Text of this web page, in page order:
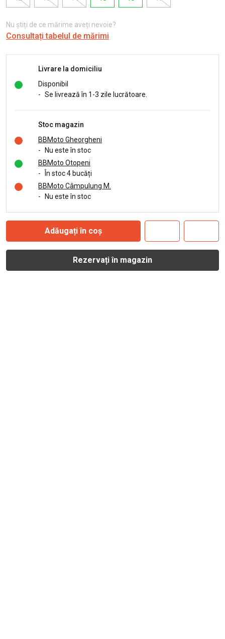
Nu știți de ce mărime aveți nevoie?
Consultați tabelul de mărimi
Livrare la domiciliu
Disponibil
- Se livrează în 1-3 zile lucrătoare.
Stoc magazin
BBMoto Gheorgheni
-
Nu este în stoc
BBMoto Otopeni
-
În stoc 4 bucăți
BBMoto Câmpulung M.
-
Nu este în stoc
Adăugați în coș
Rezervați în magazin